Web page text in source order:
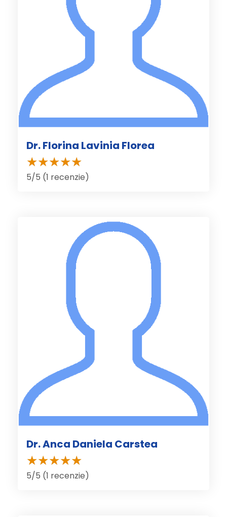
Dr. Florina Lavinia Florea
5/5 (1 recenzie)
Dr. Anca Daniela Carstea
5/5 (1 recenzie)